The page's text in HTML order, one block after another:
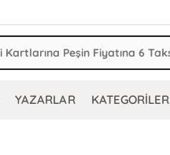
YAZARLAR KATEGORİLER